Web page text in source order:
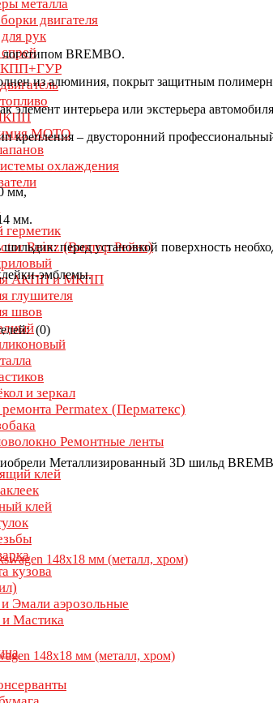
металла
двигателя
рук
МОТО
охлаждения
Reinz (Виктор Рейнз)
АКПП и МКПП
глушителя
швов
и зеркал
Permatex (Перматекс)
Ремонтные ленты
клей
клей
кузова
Эмали аэрозольные
Мастика
логотипом BREMBO.
из алюминия, покрыт защитным
элемент интерьера или экстерьера
крепления – двусторонний
мм,
мм.
перед установкой поверхность
эмблемы.
(0)
Металлизированный 3D шильд
148х18 мм (металл, хром)